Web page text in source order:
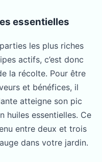
essentielles
les plus riches
actifs, c’est donc
la récolte. Pour être
et bénéfices, il
atteigne son pic
huiles essentielles. Ce
entre deux et trois
dans votre jardin.